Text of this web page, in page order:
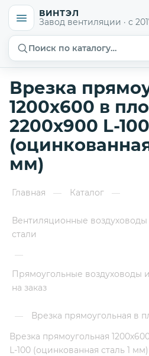
ВИНТЭЛ
Завод вентиляции · с
Поиск по каталогу…
Врезка
1200х600 в
2200х900 L-100
мм)
Главная — Каталог —
Вентиляционные
стали
—
Прямоугольные воздуховоды
на заказ
— Врезка прямоугольная в
Врезка прямоугольная
L-100 (оцинкованная сталь 1 мм)